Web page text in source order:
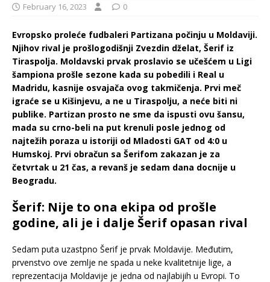
February 16, 2023 0
Evropsko proleće fudbaleri Partizana počinju u Moldaviji.
Njihov rival je prošlogodišnji Zvezdin dželat, Šerif iz
Tiraspolja. Moldavski prvak proslavio se učešćem u Ligi
šampiona prošle sezone kada su pobedili i Real u
Madridu, kasnije osvajača ovog takmičenja. Prvi meč
igraće se u Kišinjevu, a ne u Tiraspolju, a neće biti ni
publike. Partizan prosto ne sme da ispusti ovu šansu,
mada su crno-beli na put krenuli posle jednog od
najtežih poraza u istoriji od Mladosti GAT od 4:0 u
Humskoj. Prvi obračun sa Šerifom zakazan je za
četvrtak u 21 čas, a revanš je sedam dana docnije u
Beogradu.
Šerif: Nije to ona ekipa od prošle
godine, ali je i dalje Šerif opasan rival
Sedam puta uzastpno Šerif je prvak Moldavije. Međutim,
prvenstvo ove zemlje ne spada u neke kvalitetnije lige, a
reprezentacija Moldavije je jedna od najlabijih u Evropi. To